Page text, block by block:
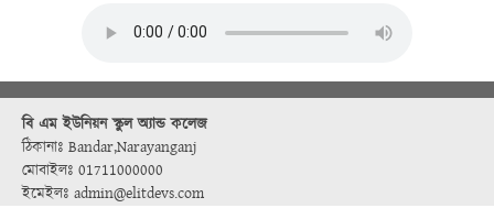
বি এম ইউনিয়ন স্কুল অ্যান্ড কলেজ
ঠিকানাঃ Bandar,Narayanganj
মোবাইলঃ 01711000000
ইমেইলঃ admin@elitdevs.com